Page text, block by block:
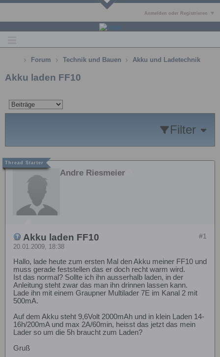
Anmelden oder Registrieren
Forum Technik und Bauen Akku und Ladetechnik
Akku laden FF10
Filter
Andre Riesmeier
#1
Akku laden FF10
20.01.2009, 18:38
Hallo, lade heute zum ersten Mal den Akku meiner FF10 und
muss gerade feststellen das er doch recht warm wird.
Ist das normal? Sollte ich ihn ausserhalb laden, in der
Anleitung steht zwar das man ihn drinnen lassen kann.
Lade ihn mit einem Graupner Multilader 7E im Kanal 2 mit
500mA.
Auf dem Akku steht 9,6Volt 2000mAh und in klein Laden 14-
16h/200mA und max 2A/60min, heisst das jetzt das mein
Lader so um die 5h braucht zum Laden?
Gruß